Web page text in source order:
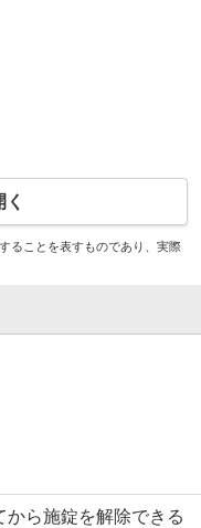
ることを表すものであり、実際
から施錠を解除できる